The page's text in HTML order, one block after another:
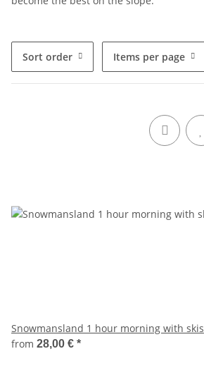
Sort order Items per page
Snowmansland 1 hour morning with skis
from 28,00 € *